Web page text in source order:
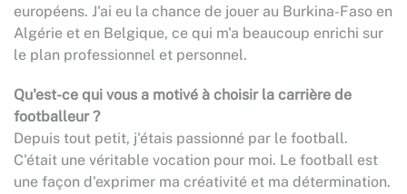
européens. J'ai eu la chance de jouer au Burkina-Faso en
Algérie et en Belgique, ce qui m'a beaucoup enrichi sur
le plan professionnel et personnel.
Qu'est-ce qui vous a motivé à choisir la carrière de
footballeur ?
Depuis tout petit, j'étais passionné par le football.
C'était une véritable vocation pour moi. Le football est
une façon d'exprimer ma créativité et ma détermination.